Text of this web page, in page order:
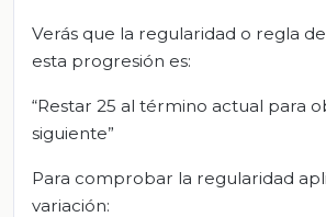
Verás que la regularidad o regla
esta progresión es:
“Restar 25 al término actual para
siguiente”
Para comprobar la regularidad
variación: